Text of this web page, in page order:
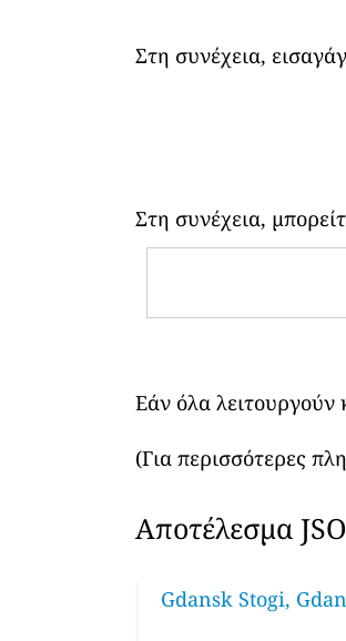
Στη συνέχεια,
Στη συνέχεια,
Εάν όλα λειτουργούν
(Για περισσότερες
Αποτέλεσμα
Gdansk Stogi,